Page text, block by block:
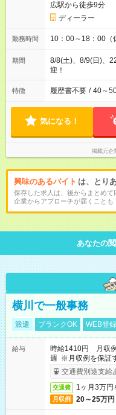
広駅から徒歩9分
ディーラー
勤務時間 10：00～18：00（
期間
8/8(土)、8/9(日)、
迎！
特徴 履歴書不要 / 40～
気になる！
掲載元企
興味のあるバイト は、とり
保存した求人は、後からまとめて
企業からアプローチが届くことも
あなたの
横川で一般事務
派遣 ブランクOK WEB登
給与
時給1410円 月収
週 ※月収例を保証
ービス利用可（利用
交通費別途支給
交通費 1ヶ月3万円
月収例 20～25万円